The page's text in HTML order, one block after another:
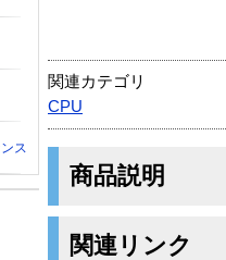
関連カテゴリ
CPU
商品説明
関連リンク
ス